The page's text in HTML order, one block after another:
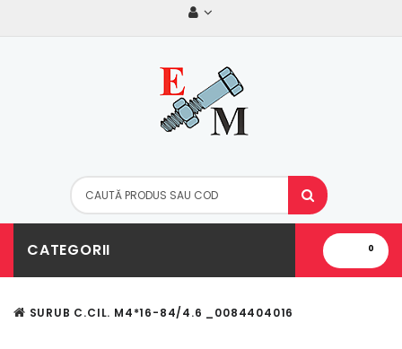
0
CATEGORII
SURUB C.CIL. M4*16-84/4.6 _0084404016